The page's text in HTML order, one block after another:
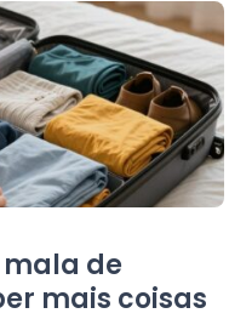
de
mais coisas